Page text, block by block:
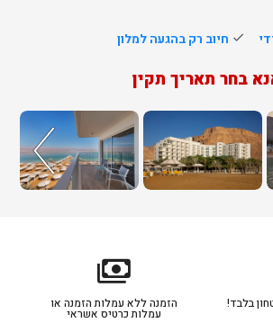
done חיוב רק בהגעה למלון
בחר תאריך תקין
בלבד!
payments
הזמנה ללא עמלות הזמנה או
עמלות כרטיס אשראי